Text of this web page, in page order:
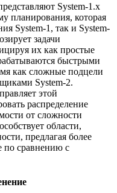
System-1.x
планирования, которая
System-1, так и System-
задачи
их как простые
быстрыми
как сложные подцели
System-2.
этой
распределение
от сложности
области,
предлагая более
по сравнению с